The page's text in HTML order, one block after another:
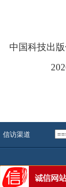
中国科技出
信访渠道